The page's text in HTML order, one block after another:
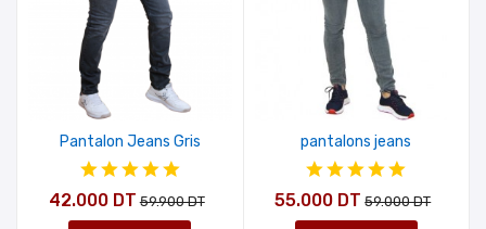
Pantalon Jeans Gris
42.000 DT 59.900 DT
pantalons jeans
55.000 DT 59.000 DT